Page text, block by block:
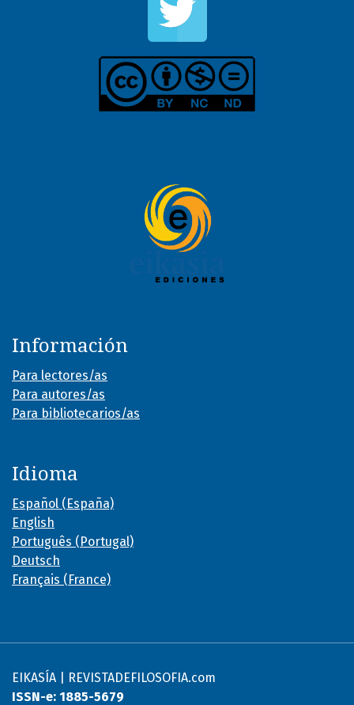
Información
Para lectores/as
Para autores/as
Para bibliotecarios/as
Idioma
Español (España)
English
Português (Portugal)
Deutsch
Français (France)
EIKASÍA | REVISTADEFILOSOFIA.com
ISSN-e: 1885-5679